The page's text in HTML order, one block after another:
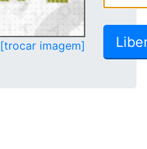
[trocar imagem]